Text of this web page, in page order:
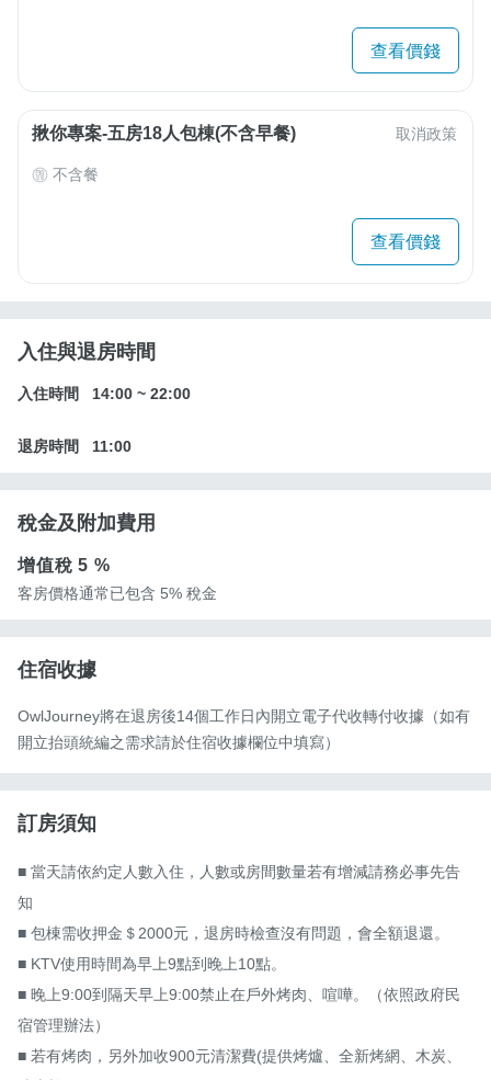
查看價錢
揪你專案-五房18人包棟(不含早餐) 取消政策
不含餐
查看價錢
入住與退房時間
入住時間 14:00 ~ 22:00
退房時間 11:00
稅金及附加費用
增值稅5 %
客房價格通常已包含 5% 稅金
住宿收據
OwlJourney將在退房後14個工作日內開立電子代收轉付收據（如有
開立抬頭統編之需求請於住宿收據欄位中填寫）
訂房須知
■ 當天請依約定人數入住，人數或房間數量若有增減請務必事先告
知
■ 包棟需收押金＄2000元，退房時檢查沒有問題，會全額退還。
■ KTV使用時間為早上9點到晚上10點。
■ 晚上9:00到隔天早上9:00禁止在戶外烤肉、喧嘩。（依照政府民
宿管理辦法）
■ 若有烤肉，另外加收900元清潔費(提供烤爐、全新烤網、木炭、